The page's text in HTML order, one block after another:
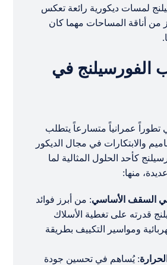
لمسات ديكورية رائعة تعكس
من أناقة المساحات مهما كان
الفورسيلنج في
تطوراً عمرانياً متسارعاً يتطلب
والابتكارات في مجال الديكور
كأحد الحلول المثالية لما
منها:
في السقف الأساسي: من أبرز فوائد
قدرته على تغطية الأسلاك
ومواسير التكييف بطريقة
: يُساهم في تحسين جودة